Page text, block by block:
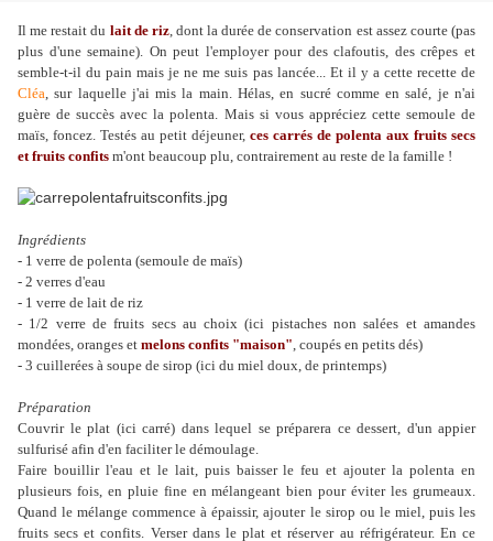
Il me restait du lait de riz, dont la durée de conservation est assez courte (pas
plus d'une semaine). On peut l'employer pour des clafoutis, des crêpes et
semble-t-il du pain mais je ne me suis pas lancée... Et il y a cette recette de
Cléa, sur laquelle j'ai mis la main. Hélas, en sucré comme en salé, je n'ai
guère de succès avec la polenta. Mais si vous appréciez cette semoule de
maïs, foncez. Testés au petit déjeuner, ces carrés de polenta aux fruits secs
et fruits confits m'ont beaucoup plu, contrairement au reste de la famille !
Ingrédients
- 1 verre de polenta (semoule de maïs)
- 2 verres d'eau
- 1 verre de lait de riz
- 1/2 verre de fruits secs au choix (ici pistaches non salées et amandes
mondées, oranges et melons confits "maison", coupés en petits dés)
- 3 cuillerées à soupe de sirop (ici du miel doux, de printemps)
Préparation
Couvrir le plat (ici carré) dans lequel se préparera ce dessert, d'un appier
sulfurisé afin d'en faciliter le démoulage.
Faire bouillir l'eau et le lait, puis baisser le feu et ajouter la polenta en
plusieurs fois, en pluie fine en mélangeant bien pour éviter les grumeaux.
Quand le mélange commence à épaissir, ajouter le sirop ou le miel, puis les
fruits secs et confits. Verser dans le plat et réserver au réfrigérateur. En ce